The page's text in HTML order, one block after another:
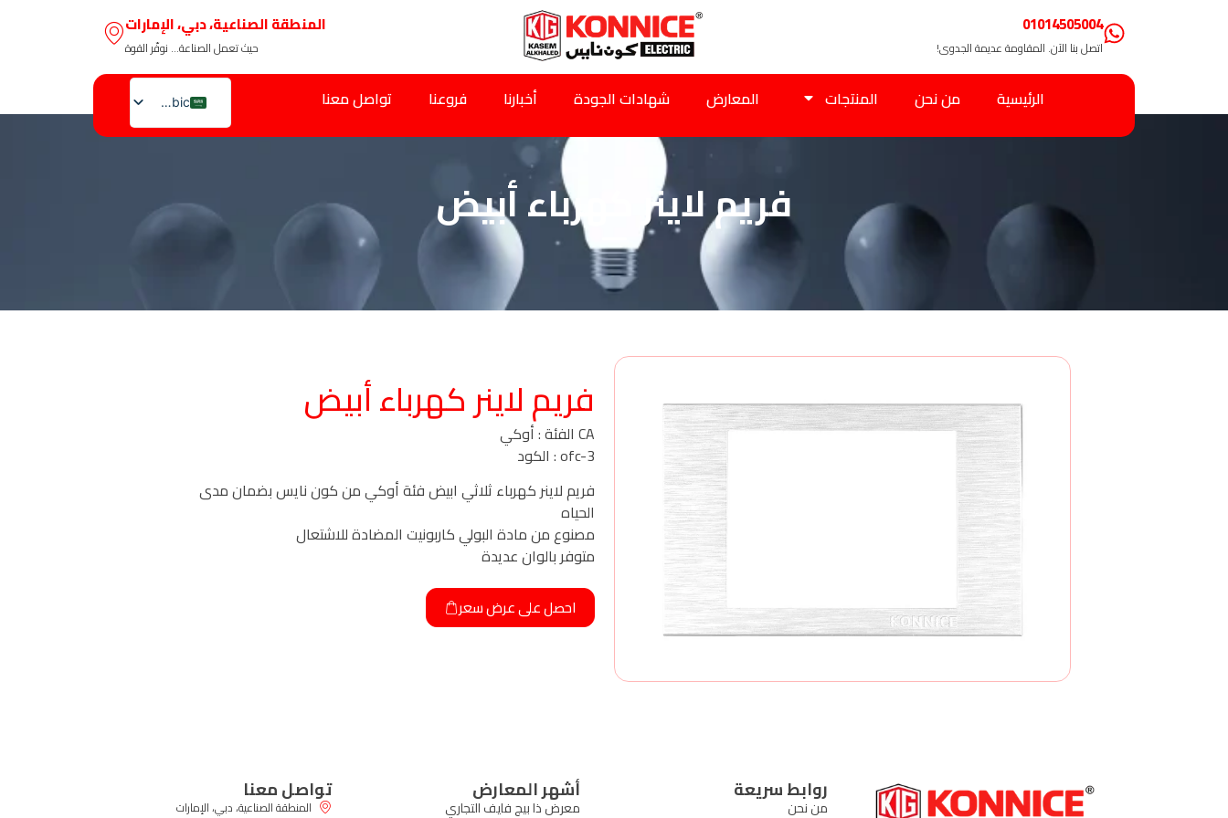
01014505004
اتصل بنا الآن. المقاومة عديمة الجدوى!
المنطقة الصناعية، دبي، الإمارات
حيث تعمل الصناعة… نوفّر القوة
Arabic
English
الرئيسية من نحن المنتجات المعارض شهادات الجودة أخبارنا فروعنا تواصل معنا
فريم لاينر كهرباء أبيض
فريم لاينر كهرباء أبيض
CA الفئة : أوكي
ofc-3 : الكود
فريم لاينر كهرباء ثلاثي ابيض فئة أوكي من كون نايس بضمان مدى
الحياه
مصنوع من مادة البولي كاربونيت المضادة للاشتعال
متوفر بالوان عديدة
احصل على عرض سعر
روابط سريعة
من نحن
أشهر المعارض
معرض ذا بيج فايف التجاري
تواصل معنا
المنطقة الصناعية، دبي، الإمارات